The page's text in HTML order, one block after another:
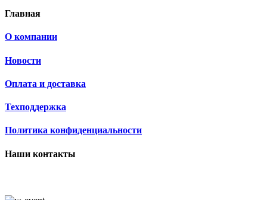
Главная
О компании
Новости
Оплата и доставка
Техподдержка
Политика конфиденциальности
Наши контакты